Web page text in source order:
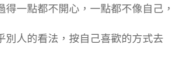
一點都不開心，一點都不像自己，
人的看法，按自己喜歡的方式去